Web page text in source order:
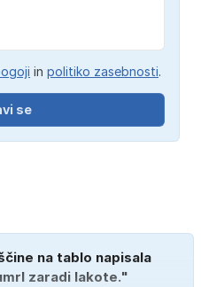
in politiko zasebnosti.
se
na tablo napisala
zaradi lakote."